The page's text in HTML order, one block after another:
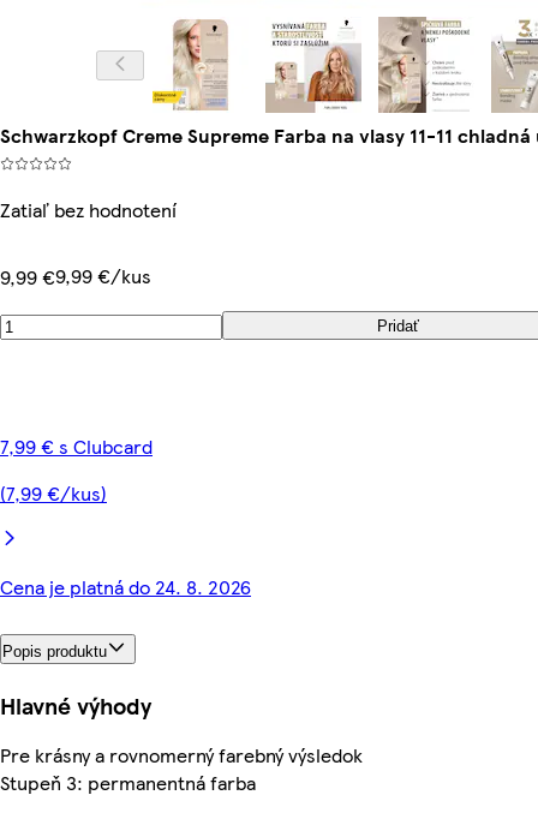
Schwarzkopf Creme Supreme Farba na vlasy 11-11
Zatiaľ bez hodnotení
9,99 €9,99 €/kus
Pridať
7,99 € s Clubcard
(7,99 €/kus)
Cena je platná do 24. 8. 2026
Popis produktu
Hlavné výhody
Pre krásny a rovnomerný farebný výsledok
Stupeň 3: permanentná farba